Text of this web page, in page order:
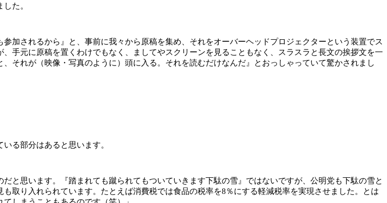
た。
加されるから』と、事前に我々から原稿を集め、それをオーバーヘッドプロジェクターという装置でス
手元に原稿を置くわけでもなく、ましてやスクリーンを見ることもなく、スラスラと長文の挨拶文を一
それが（映像・写真のように）頭に入る。それを読むだけなんだ』とおっしゃっていて驚かされまし
る部分はあると思います。
と思います。『踏まれても蹴られてもついていきます下駄の雪』ではないですが、公明党も下駄の雪と
取り入れられています。たとえば消費税では食品の税率を8％にする軽減税率を実現させました。とは